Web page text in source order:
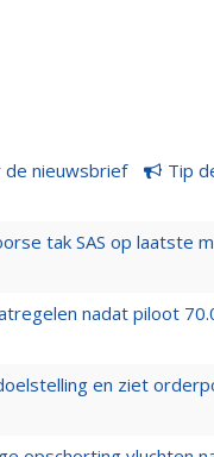
de nieuwsbrief Tip
tak SAS op laatste
nadat piloot
en ziet